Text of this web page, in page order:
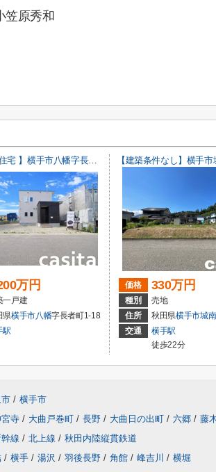
笠原秀和
【 新築建売住宅 】横手市八幡字長者町No50 横手北小学校区のオール電化 3LDK
万円
一戸建
県横手市八幡字長者町1-18
駅
価格 330万円
種別
売地
住所
秋田県横手市城
交通
横手駅
徒歩22分
/ 横手市
寺 / 大曲戸巻町 / 長野 / 大曲日の出町 / 六郷 / 藤
線 / 北上線 / 秋田内陸縦貫鉄道
/ 横手 / 湯沢 / 羽後長野 / 角館 / 峰吉川 / 横堀